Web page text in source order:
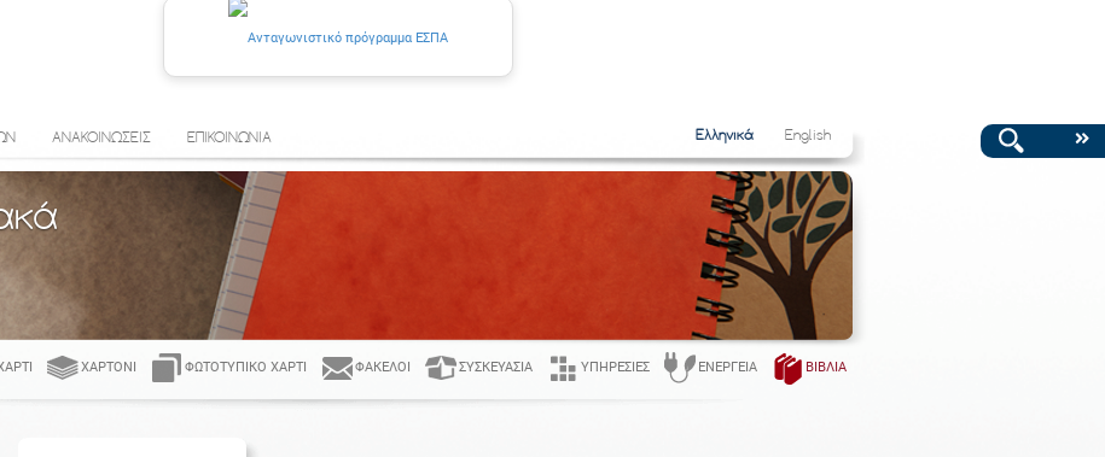
ΑΝΑΚΟΙΝΩΣΕΙΣ ΕΠΙΚΟΙΝΩΝΙΑ Ελληνικά English
ΧΑΡΤΌΝΙ ΦΩΤΟΤΥΠΙΚΌ ΧΑΡΤΊ ΦΆΚΕΛΟΙ ΣΥΣΚΕΥΑΣΊΑ ΥΠΗΡΕΣΊΕΣ ΕΝΈΡΓΕΙΑ ΒΙΒΛΊΑ